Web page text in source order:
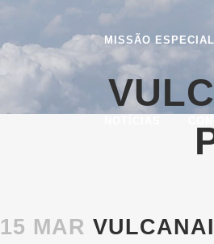
MISSÃO ESPECIAL
15 MAR